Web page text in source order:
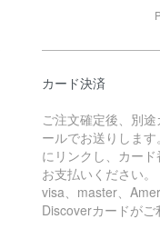
カード決済
ご注文確定後、別
ールでお送りしま
にリンクし、カー
お支払いください。
visa、master、
Discoverカードがご